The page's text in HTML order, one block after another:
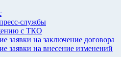
службы
с ТКО
заявки на заключение договора
заявки на внесение изменений